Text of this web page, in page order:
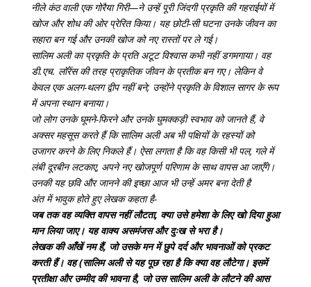
नीले कंठ वाली एक गोरैया गिरी—ने उन्हें पूरी जिंदगी प्रकृति की गहराईयों में
खोज और शोध की ओर प्रेरित किया। यह छोटी-सी घटना उनके जीवन का
सहारा बन गई और उनकी खोज को नए रास्तों पर ले गई।
सालिम अली का प्रकृति के प्रति अटूट विश्वास कभी नहीं डगमगाया। वह
डी.एच. लॉरेंस की तरह प्राकृतिक जीवन के प्रतीक बन गए। लेकिन वे
केवल एक अलग-थलग द्वीप नहीं बने; उन्होंने प्रकृति के विशाल सागर के रूप
में अपना स्थान बनाया।
जो लोग उनके घूमने-फिरने और उनके घुमक्कड़ी स्वभाव को जानते हैं, वे
अक्सर महसूस करते हैं कि सालिम अली अब भी पक्षियों के रहस्यों को
उजागर करने के लिए निकले हैं। ऐसा लगता है कि वह किसी भी पल, गले में
लंबी दूरबीन लटकाए, अपने नए खोजपूर्ण परिणाम के साथ वापस आ जाएँगे।
उनकी यह छवि और जानने की इच्छा आज भी उन्हें अमर बना देती है
अंत में भावुक होते हुए लेखक कहता है-
जब तक वह व्यक्ति वापस नहीं लौटता, क्या उसे हमेशा के लिए खो दिया हुआ
मान लिया जाए। यह वाक्य असमंजस और दुःख से भरा है।
लेखक की आँखें नम हैं, जो उसके मन में छुपे दर्द और भावनाओं को प्रकट
करती हैं। वह (सालिम अली से यह पूछ रहा है कि क्या वह लौटेगा। इसमें
प्रतीक्षा और उम्मीद की भावना है, जो उस सालिम अली के लौटने की आस